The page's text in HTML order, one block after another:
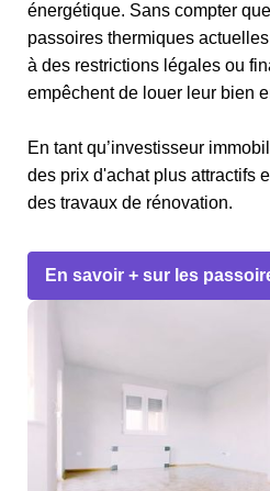
énergétique. Sans compter
passoires thermiques
à des restrictions légales ou
empêchent de louer leur bien
En tant qu’investisseur
des prix d'achat plus attractifs
des travaux de rénovation.
En savoir + sur les